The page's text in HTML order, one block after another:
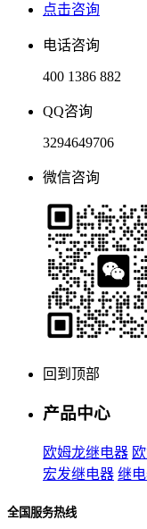
点击咨询
电话咨询
400 1386 882
QQ咨询
3294649706
微信咨询
回到顶部
产品中心
欧姆龙继电器
宏发继电器 继
全国服务热线